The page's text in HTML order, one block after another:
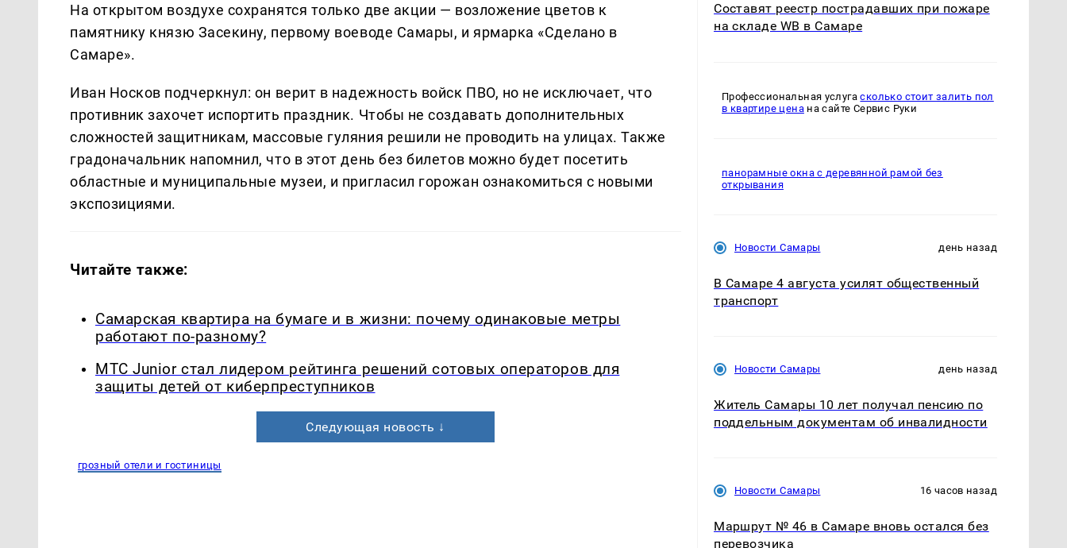
На открытом воздухе сохранятся только две акции — возложение цветов к
памятнику князю Засекину, первому воеводе Самары, и ярмарка «Сделано в
Самаре».
Иван Носков подчеркнул: он верит в надежность войск ПВО, но не исключает, что
противник захочет испортить праздник. Чтобы не создавать дополнительных
сложностей защитникам, массовые гуляния решили не проводить на улицах. Также
градоначальник напомнил, что в этот день без билетов можно будет посетить
областные и муниципальные музеи, и пригласил горожан ознакомиться с новыми
экспозициями.
Читайте также:
Самарская квартира на бумаге и в жизни: почему одинаковые метры
работают по-разному?
МТС Junior стал лидером рейтинга решений сотовых операторов для
защиты детей от киберпреступников
Следующая новость ↓
грозный отели и гостиницы
Составят реестр пострадавших при пожаре
на складе WB в Самаре
Профессиональная услугасколько стоит залить пол
в квартире ценана сайте Сервис Руки
панорамные окна с деревянной рамой без
открывания
Новости Самары день назад
В Самаре 4 августа усилят общественный
транспорт
Новости Самары день назад
Житель Самары 10 лет получал пенсию по
поддельным документам об инвалидности
Новости Самары 16 часов назад
Маршрут № 46 в Самаре вновь остался без
перевозчика